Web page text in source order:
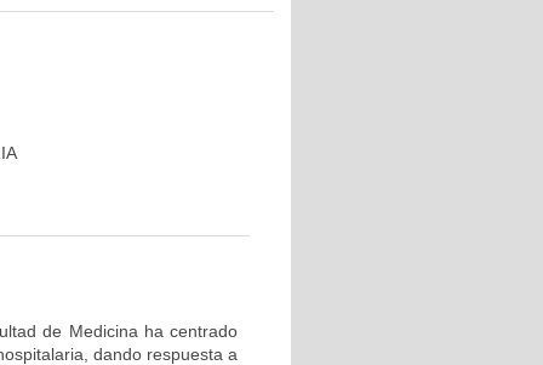
de Medicina ha centrado
dando respuesta a